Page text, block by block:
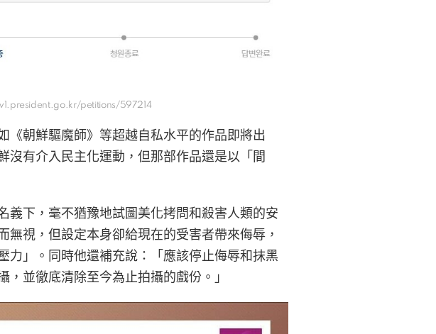
petitions/597214
《朝鮮驅魔師》等超越自私水平的作品即將出
沒有介入民主化運動，但那部作品還是以「間
義下，毫不猶豫地試圖美化拷問和殺害人類的安
無視，但設定本身卻給現在的受害者帶來侮辱，
力」。同時他還補充說：「應該停止侮辱和抹黑
並徹底清除至今為止拍攝的戲份。」